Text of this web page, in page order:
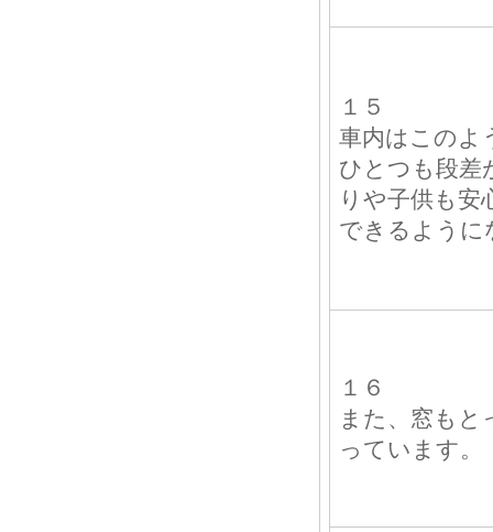
１５
車内はこのよ
ひとつも段差
りや子供も安
できるように
１６
また、窓もと
っています。